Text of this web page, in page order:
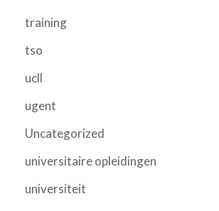
training
tso
ucll
ugent
Uncategorized
universitaire opleidingen
universiteit